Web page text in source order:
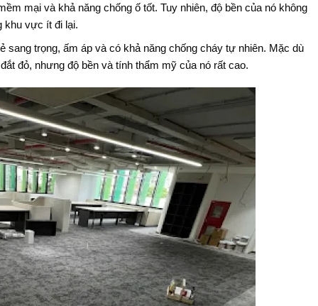
mại và khả năng chống ố tốt. Tuy nhiên, độ bền của nó không
khu vực ít đi lại.
sang trọng, ấm áp và có khả năng chống cháy tự nhiên. Mặc dù
đỏ, nhưng độ bền và tính thẩm mỹ của nó rất cao.